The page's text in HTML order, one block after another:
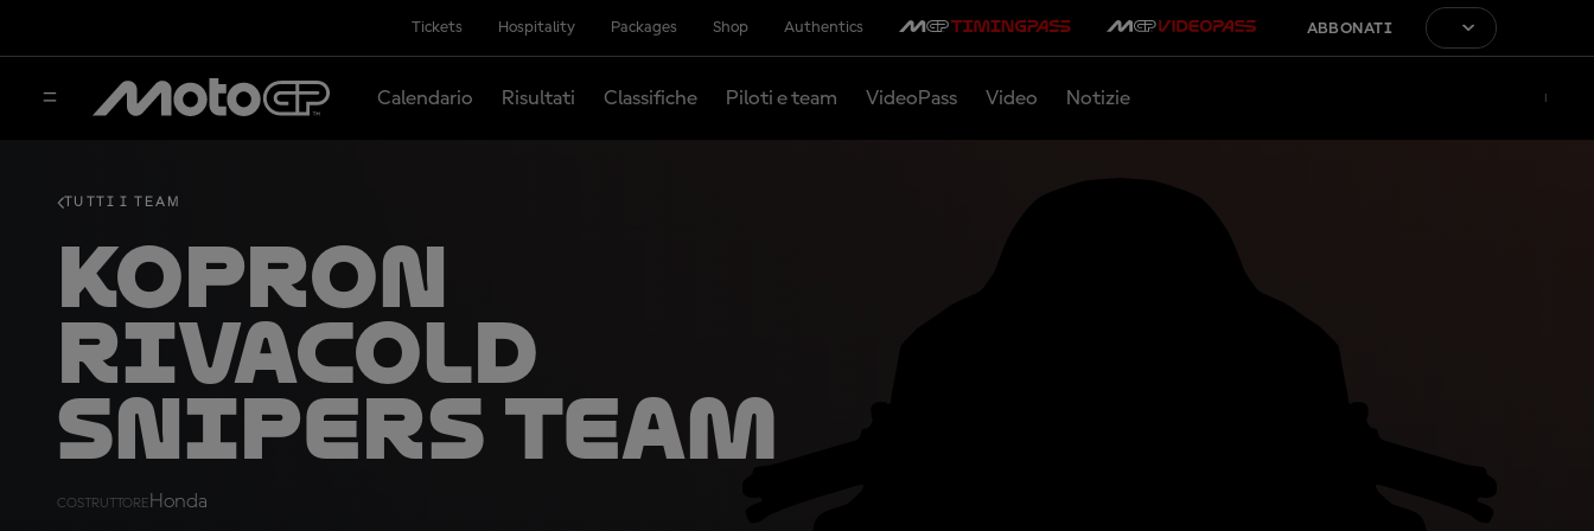
Tickets Hospitality Packages Shop Authentics ABBONATI
Calendario Risultati Classifiche Piloti e team VideoPass Video Notizie
TUTTI I TEAM
Kopron
Rivacold
Snipers Team
COSTRUTTORE Honda